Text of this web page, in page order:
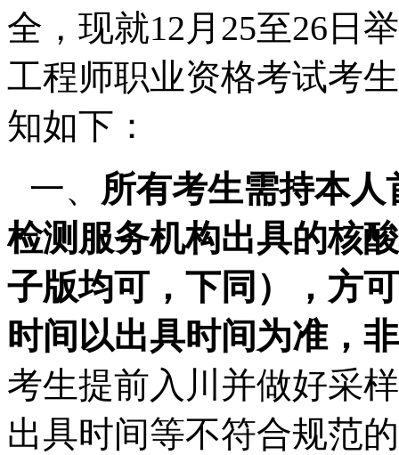
全，现就12月 25至26 日
工程师职业资格考试考
知如下：
一、 所有考生需持本人
检测服务机构出具的核
子版均可，下同），方
时间以出具时间为准，
考生提前入川并做好采
出具时间等不符合规范